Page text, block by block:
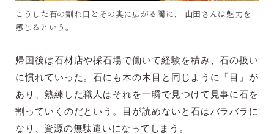
こうした石の割れ目とその奥に広がる闇に、 山田さんは魅力を
感じるという。
帰国後は石材店や採石場で働いて経験を積み、石の扱い
に慣れていった。石にも木の木目と同じように「目」が
あり、熟練した職人はそれを一瞬で見つけて見事に石を
割っていくのだという。目が読めないと石はバラバラに
なり、資源の無駄遣いになってしまう。